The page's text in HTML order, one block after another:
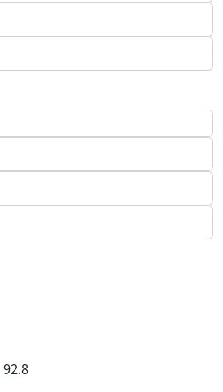
92.8